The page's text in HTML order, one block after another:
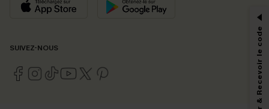
SUIVEZ-NOUS
-15% dès 2 Achetés par E-mail
En soumettant votre adresse e-mail, vous acceptez de recevoir des e-mails
marketing (y compris du contenu généré par l'IA) de Cupshe et